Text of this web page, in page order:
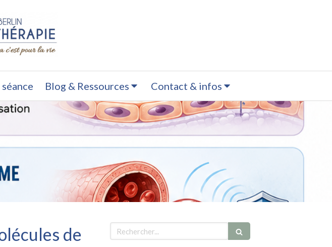
séance Blog & Ressources Contact & infos
de
Rechercher